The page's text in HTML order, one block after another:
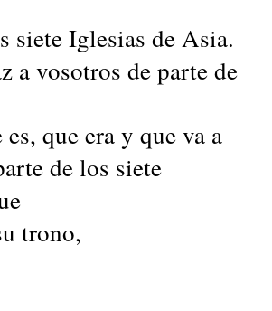
siete Iglesias de Asia.
a vosotros de parte de
que era y que va a
de los siete
trono,